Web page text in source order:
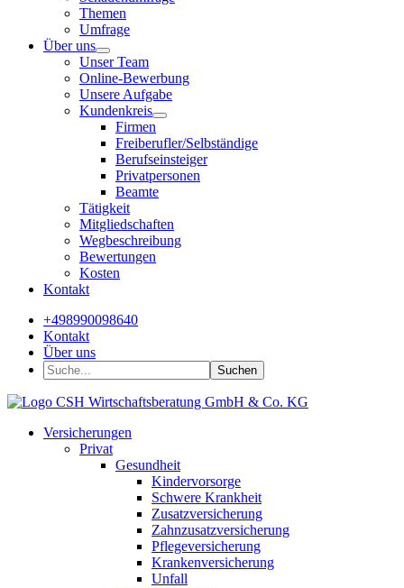
Themen
Umfrage
Über uns
Unser Team
Online-Bewerbung
Unsere Aufgabe
Kundenkreis
Firmen
Freiberufler/Selbständige
Berufseinsteiger
Privatpersonen
Beamte
Tätigkeit
Mitgliedschaften
Wegbeschreibung
Bewertungen
Kosten
Kontakt
+498990098640
Kontakt
Über uns
Suchen
Versicherungen
Privat
Gesundheit
Kindervorsorge
Schwere Krankheit
Zusatzversicherung
Zahnzusatzversicherung
Pflegeversicherung
Krankenversicherung
Unfall